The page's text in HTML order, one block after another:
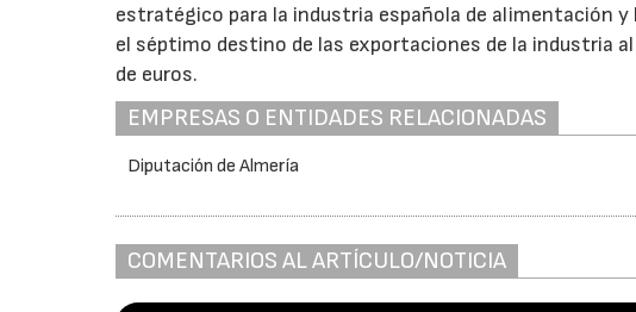
estratégico para la industria española de alimentación
el séptimo destino de las exportaciones de la industria
de euros.
EMPRESAS O ENTIDADES RELACIONADAS
Diputación de Almería
COMENTARIOS AL ARTÍCULO/NOTICIA